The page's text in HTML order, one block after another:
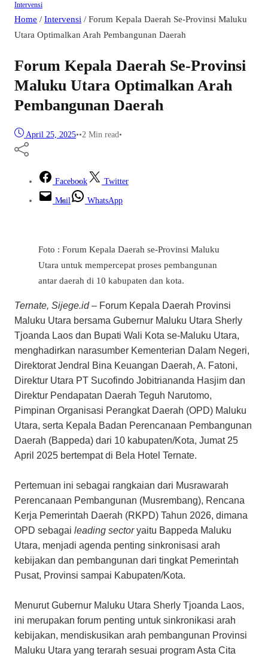
Intervensi
Home / Intervensi / Forum Kepala Daerah Se-Provinsi Maluku
Utara Optimalkan Arah Pembangunan Daerah
Forum Kepala Daerah Se-Provinsi
Maluku Utara Optimalkan Arah
Pembangunan Daerah
April 25, 2025••2 Min read•
Facebook Twitter
Mail WhatsApp
Foto : Forum Kepala Daerah se-Provinsi Maluku
Utara untuk mempercepat proses pembangunan
antar daerah di 10 kabupaten dan kota.
Ternate, Sijege.id – Forum Kepala Daerah Provinsi
Maluku Utara bersama Gubernur Maluku Utara Sherly
Tjoanda Laos dan Bupati Wali Kota se-Maluku Utara,
menghadirkan narasumber Kementerian Dalam Negeri,
Direktorat Jendral Bina Keuangan Daerah, A. Fatoni,
Direktur Utara PT Sucofindo Jobitriananda Hasjim dan
Direktur Pendapatan Daerah Teguh Narutomo,
Pimpinan Organisasi Perangkat Daerah (OPD) Maluku
Utara, serta Kepala Badan Perencanaan Pembangunan
Daerah (Bappeda) dari 10 kabupaten/Kota, Jumat 25
April 2025 bertempat di Bela Hotel Ternate.
Pertemuan ini sebagai rangkaian dari Musrawarah
Perencanaan Pembangunan (Musrembang), Rencana
Kerja Pemerintah Daerah (RKPD) Tahun 2026, dimana
OPD sebagai leading sectoryaitu Bappeda Maluku
Utara, menjadi agenda penting sinkronisasi arah
kebijakan dan pembangunan dari tingkat Pemerintah
Pusat, Provinsi sampai Kabupaten/Kota.
Menurut Gubernur Maluku Utara Sherly Tjoanda Laos,
ini merupakan forum penting untuk sinkronikasi arah
kebijakan, mendiskusikan arah pembangunan Provinsi
Maluku Utara yang terarah sesuai program Asta Cita